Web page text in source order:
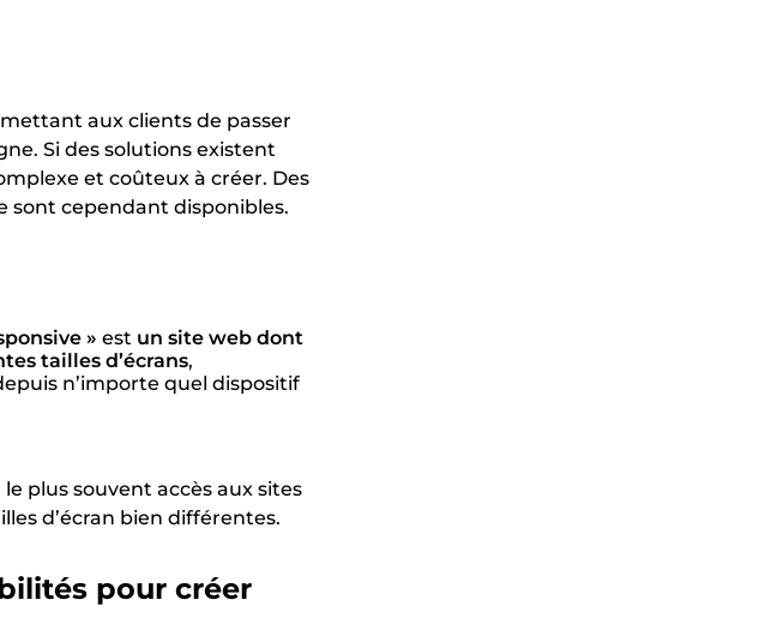
aux clients de passer
Si des solutions existent
et coûteux à créer. Des
sont cependant disponibles.
» est un site web dont
tailles d’écrans,
n’importe quel dispositif
plus souvent accès aux sites
d’écran bien différentes.
pour créer